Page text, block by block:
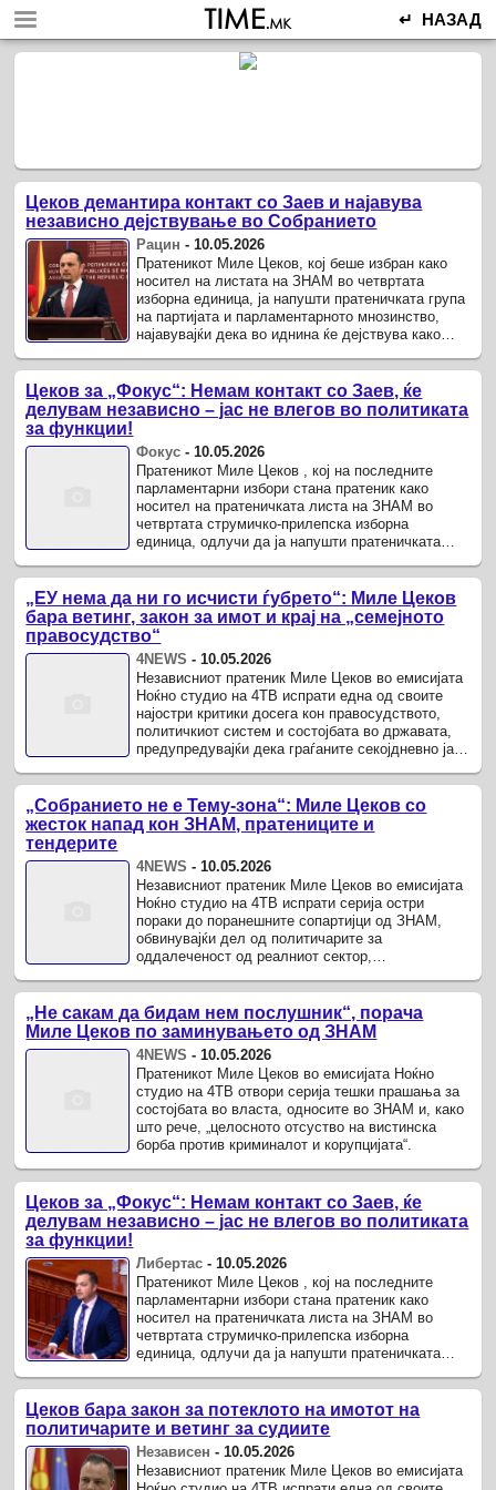
↵ НАЗАД
Цеков демантира контакт со Заев и најавува
независно дејствување во Собранието
Рацин - 10.05.2026
Пратеникот Миле Цеков, кој беше избран како
носител на листата на ЗНАМ во четвртата
изборна единица, ја напушти пратеничката група
на партијата и парламентарното мнозинство,
најавувајќи дека во иднина ќе дејствува како
Цеков за „Фокус“: Немам контакт со Заев, ќе
делувам независно – јас не влегов во политиката
за функции!
Фокус - 10.05.2026
Пратеникот Миле Цеков , кој на последните
парламентарни избори стана пратеник како
носител на пратеничката листа на ЗНАМ во
четвртата струмичко-прилепска изборна
единица, одлучи да ја напушти пратеничката
„ЕУ нема да ни го исчисти ѓубрето“: Миле Цеков
бара ветинг, закон за имот и крај на „семејното
правосудство“
4NEWS -10.05.2026
Независниот пратеник Миле Цеков во емисијата
Ноќно студио на 4ТВ испрати една од своите
најостри критики досега кон правосудството,
политичкиот систем и состојбата во државата,
предупредувајќи дека граѓаните секојдневно ја
„Собранието не е Тему-зона“: Миле Цеков со
жесток напад кон ЗНАМ, пратениците и
тендерите
4NEWS -10.05.2026
Независниот пратеник Миле Цеков во емисијата
Ноќно студио на 4ТВ испрати серија остри
пораки до поранешните сопартијци од ЗНАМ,
обвинувајќи дел од политичарите за
оддалеченост од реалниот сектор,
во ...
„Не сакам да бидам нем послушник“, порача
Миле Цеков по заминувањето од ЗНАМ
4NEWS -10.05.2026
Пратеникот Миле Цеков во емисијата Ноќно
студио на 4ТВ отвори серија тешки прашања за
состојбата во власта, односите во ЗНАМ и, како
што рече, „целосното отсуство на вистинска
борба против криминалот и корупцијата“.
Цеков за „Фокус“: Немам контакт со Заев, ќе
делувам независно – јас не влегов во политиката
за функции!
Либертас - 10.05.2026
Пратеникот Миле Цеков , кој на последните
парламентарни избори стана пратеник како
носител на пратеничката листа на ЗНАМ во
четвртата струмичко-прилепска изборна
единица, одлучи да ја напушти пратеничката
Цеков бара закон за потеклото на имотот на
политичарите и ветинг за судиите
Независен - 10.05.2026
Независниот пратеник Миле Цеков во емисијата